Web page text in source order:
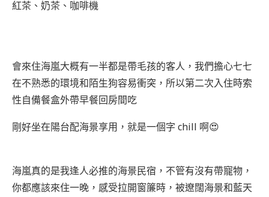
紅茶、奶茶、咖啡機
會來住海嵐大概有一半都是帶毛孩的客人，我們擔心七七
在不熟悉的環境和陌生狗容易衝突，所以第二次入住時索
性自備餐盒外帶早餐回房間吃
剛好坐在陽台配海景享用，就是一個字 chill 啊😍
海嵐真的是我逢人必推的海景民宿，不管有沒有帶寵物，
你都應該來住一晚，感受拉開窗簾時，被遼闊海景和藍天